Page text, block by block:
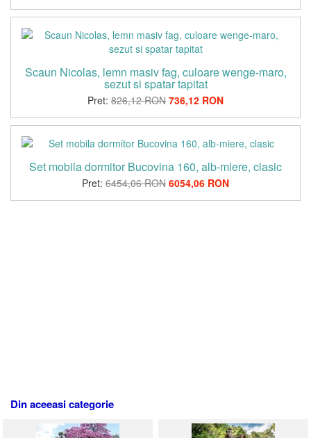
Scaun Nicolas, lemn masiv fag, culoare wenge-maro,
sezut si spatar tapitat
Pret: 826,12 RON 736,12 RON
Set mobila dormitor Bucovina 160, alb-miere, clasic
Pret: 6454,06 RON 6054,06 RON
Din aceeasi categorie